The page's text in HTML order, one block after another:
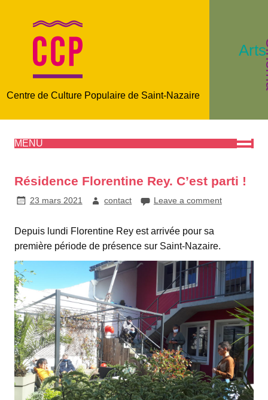
Centre de Culture Populaire de Saint-Nazaire
MENU
Résidence Florentine Rey. C’est parti !
23 mars 2021 contact Leave a comment
Depuis lundi Florentine Rey est arrivée pour sa
première période de présence sur Saint-Nazaire.